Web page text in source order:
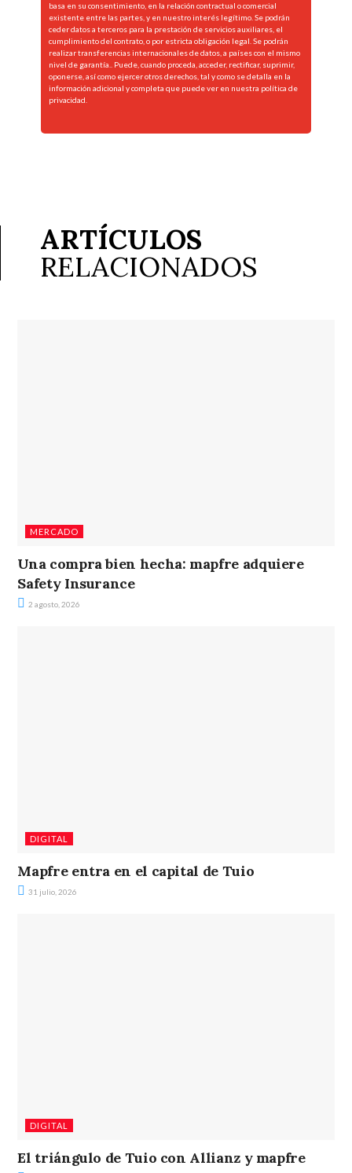
basa en su consentimiento, en la relación contractual o comercial
existente entre las partes, y en nuestro interés legítimo. Se podrán
ceder datos a terceros para la prestación de servicios auxiliares, el
cumplimiento del contrato, o por estricta obligación legal. Se podrán
realizar transferencias internacionales de datos, a países con el mismo
nivel de garantía.. Puede, cuando proceda, acceder, rectificar, suprimir,
oponerse, así como ejercer otros derechos, tal y como se detalla en la
información adicional y completa que puede ver en nuestra política de
privacidad.
ARTÍCULOS
RELACIONADOS
MERCADO
Una compra bien hecha: mapfre adquiere
Safety Insurance
2 agosto, 2026
DIGITAL
Mapfre entra en el capital de Tuio
31 julio, 2026
DIGITAL
El triángulo de Tuio con Allianz y mapfre